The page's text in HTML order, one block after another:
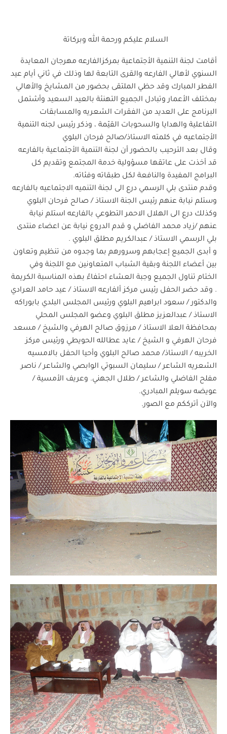
السلام عليكم ورحمة الله وبركاتة
أقامت لجنة التنمية الأجتماعية بمركزالفارعه مهرجان المعايدة
السنوي لأهالي الفارعه والقرى التابعة لها وذلك في ثاني أيام عيد
الفطر المبارك وقد حظي الملتقى بحضور من المشايخ والأهالي
بمختلف الأعمار وتبادل الجميع التهنئة بالعيد السعيد وأشتمل
البرنامج على العديد من الفقرات الشعريه والمسابقات
التفاعلية والهدايا والسحوبات القيّمة ، وذكر رئيس لجنه التنمية
الأجتماعيه في كلمته الاستاذ/صالح فرحان البلوي
وقال بعد الترحيب بالحضور أن لجنة التنمية الأجتماعية بالفارعه
قد أخذت على عاتقها مسؤولية خدمة المجتمع وتقديم كل
البرامج المفيدة والنافعة لكل طبقاته وفئاته.
وقدم منتدى بلي الرسمي درع الى لجنة التنميه الاجتماعيه بالفارعه
وستلم نيابة عنهم رئيس الجنة الاستاذ / صالح فرحان البلوي
وكذلك درع الى الهلال الاحمر التطوعي بالفارعه استلم نيابة
عنهم /زياد محمد الفاضلي و قدم الدروع نيابة عن اعضاء منتدى
بلي الرسمي الاستاذ / عبدالكريم مطلق البلوي .
و أبدى الجميع إعجابهم وسرورهم بما وجدوه من تنظيم وتعاون
بين أعضاء اللجنة وبقية الشباب المتعاونين مع اللجنة وفي
الختام تناول الجميع وجبة العشاء احتفاءً بهذه المناسبة الكريمة
. وقد حضر الحفل رئيس مركز ألفارعه الاستاذ / عيد حامد العرادي
والدكتور / سعود ابراهيم البلوي ورئيس المجلس البلدي بابوراكه
الاستاذ / عبدالعزيز مطلق البلوي وعضو المجلس المحلي
بمحافظة العلا الاستاذ / مرزوق صالح الهرفي والشيخ / مسعد
فرحان الهرفي و الشيخ / عايد عطالله الحويطي ورئيس مركز
الخريبه / الاستاذ/ محمد صالح البلوي وأحيا الحفل بالامسيه
الشعريه الشاعر / سليمان السبوتي الوابصي والشاعر / ناصر
مفلح الفاضلي والشاعر / طلال الجهني. وعريف الأمسية /
عويضه سويلم المبادري.
والآن أترككم مع الصور.